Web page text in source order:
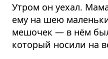
Утром он уехал.
ему на шею
мешочек — в нём
который носили на